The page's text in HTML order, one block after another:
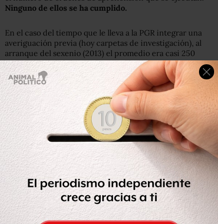
Ninguno de ellos se ha cumplido.
En el caso del tiempo que le lleva a la PGR integrar una
averiguación previa (hoy carpetas de investigación), al
arranque del sexenio (2013) el promedio era casi 250
días. Por ello se estableció como objetivo para 2018 que
dicho promedio de tiempo descendiera a 200 días. Pero
lejos de acercarse a esa meta,
la Procuraduría ha
empeorado.
Para 2014 el tiempo promedio requerido para la
integración de un caso creció a 273 días; en 2015 subió a
317 días; en 2016 dicho promedio creció a 384 días; en
2017 se disparó a 951 días; y para 2018 dicho promedio ya
es de mil 283 días.
Lo anterior significa que, actualmente, a la PGR le toma
un promedio de más de tres años integrar y resolver un
caso.